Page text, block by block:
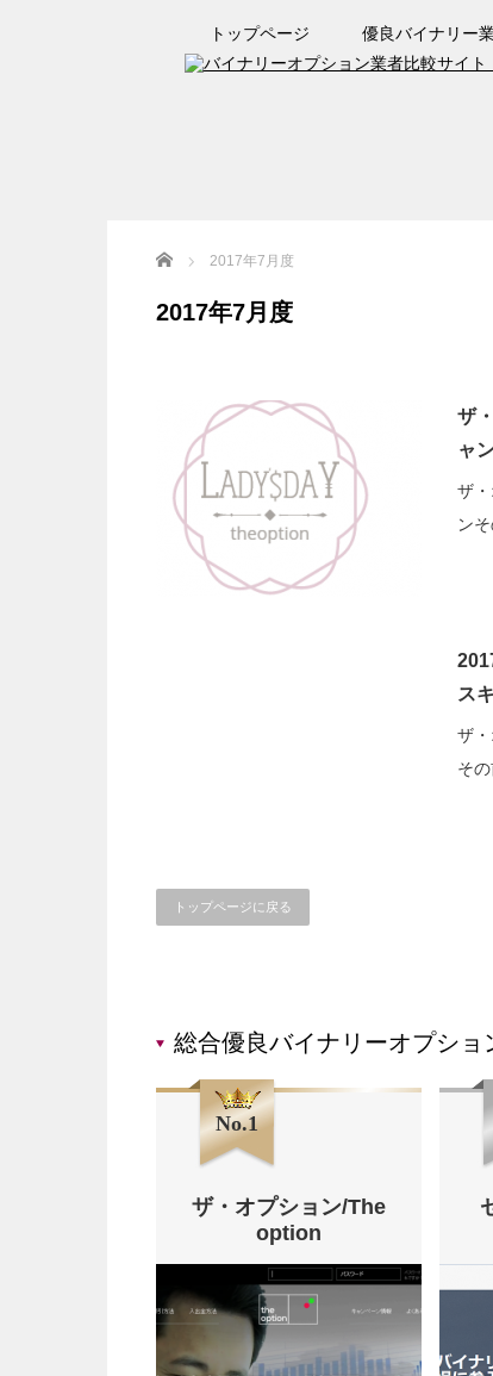
トップページ 優良バイナリー
Home 2017年7月度
2017年7月度
ザ
ャ
ザ
ン
ス
ザ
そ
トップページに戻る
総合優良バイナリーオプショ
No.1
ザ・オプション/The
option